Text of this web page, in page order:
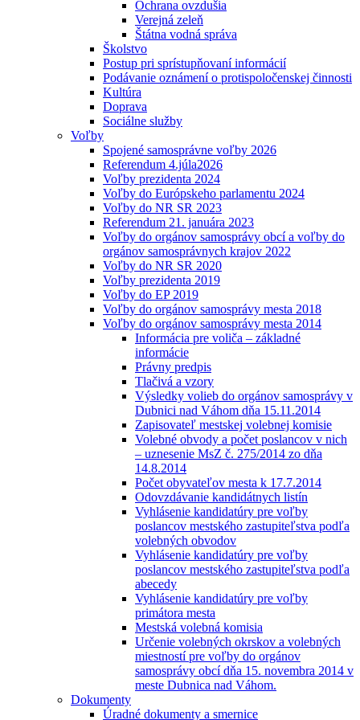
Ochrana ovzdušia
Verejná zeleň
Štátna vodná správa
Školstvo
Postup pri sprístupňovaní informácií
Podávanie oznámení o protispoločenskej činnosti
Kultúra
Doprava
Sociálne služby
Voľby
Spojené samosprávne voľby 2026
Referendum 4.júla2026
Voľby prezidenta 2024
Voľby do Európskeho parlamentu 2024
Voľby do NR SR 2023
Referendum 21. januára 2023
Voľby do orgánov samosprávy obcí a voľby do
orgánov samosprávnych krajov 2022
Voľby do NR SR 2020
Voľby prezidenta 2019
Voľby do EP 2019
Voľby do orgánov samosprávy mesta 2018
Voľby do orgánov samosprávy mesta 2014
Informácia pre voliča – základné
informácie
Právny predpis
Tlačivá a vzory
Výsledky volieb do orgánov samosprávy v
Dubnici nad Váhom dňa 15.11.2014
Zapisovateľ mestskej volebnej komisie
Volebné obvody a počet poslancov v nich
– uznesenie MsZ č. 275/2014 zo dňa
14.8.2014
Počet obyvateľov mesta k 17.7.2014
Odovzdávanie kandidátnych listín
Vyhlásenie kandidatúry pre voľby
poslancov mestského zastupiteľstva podľa
volebných obvodov
Vyhlásenie kandidatúry pre voľby
poslancov mestského zastupiteľstva podľa
abecedy
Vyhlásenie kandidatúry pre voľby
primátora mesta
Mestská volebná komisia
Určenie volebných okrskov a volebných
miestností pre voľby do orgánov
samosprávy obcí dňa 15. novembra 2014 v
meste Dubnica nad Váhom.
Dokumenty
Úradné dokumenty a smernice